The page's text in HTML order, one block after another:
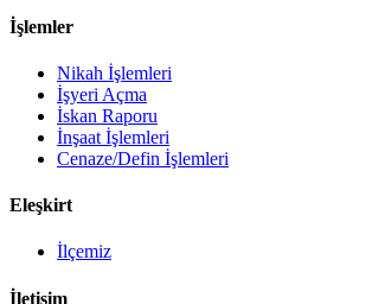
İşlemler
Nikah İşlemleri
İşyeri Açma
İskan Raporu
İnşaat İşlemleri
Cenaze/Defin İşlemleri
Eleşkirt
İlçemiz
İletişim